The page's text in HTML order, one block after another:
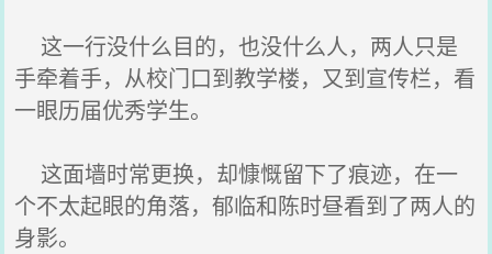
这一行没什么目的，也没什么人，两人只是
手牵着手，从校门口到教学楼，又到宣传栏，看
一眼历届优秀学生。
这面墙时常更换，却慷慨留下了痕迹，在一
个不太起眼的角落，郁临和陈时昼看到了两人的
身影。